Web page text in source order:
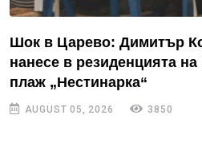
Шок в Царево: Димитър
нанесе в резиденцията
плаж „Нестинарка“
AUGUST 05, 2026 3850